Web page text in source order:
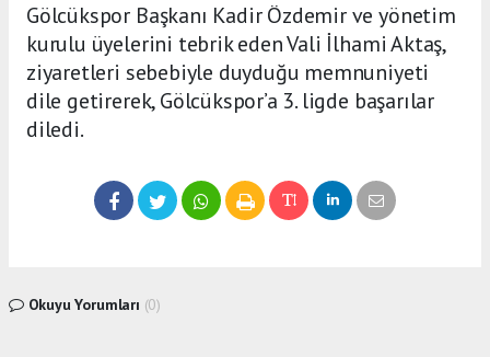
Gölcükspor Başkanı Kadir Özdemir ve yönetim
kurulu üyelerini tebrik eden Vali İlhami Aktaş,
ziyaretleri sebebiyle duyduğu memnuniyeti
dile getirerek, Gölcükspor’a 3. ligde başarılar
diledi.
Okuyu Yorumları (0)